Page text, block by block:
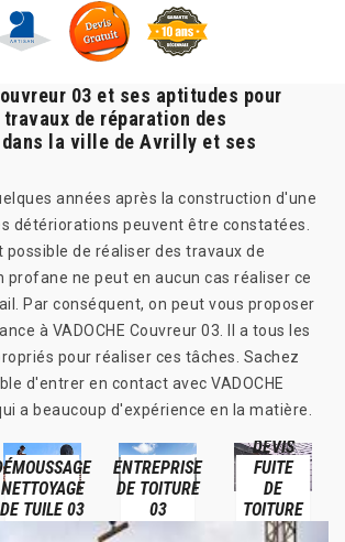
03 et ses aptitudes pour
de réparation des
la ville de Avrilly et ses
années après la construction d'une
détériorations peuvent être constatées.
possible de réaliser des travaux de
profane ne peut en aucun cas réaliser ce
Par conséquent, on peut vous proposer
à VADOCHE Couvreur 03. Il a tous les
pour réaliser ces tâches. Sachez
d'entrer en contact avec VADOCHE
a beaucoup d'expérience en la matière.
NETTOYAGE
DE TUILE 03
ENTREPRISE
DE TOITURE
03
DEVIS
FUITE
DE
TOITURE
03